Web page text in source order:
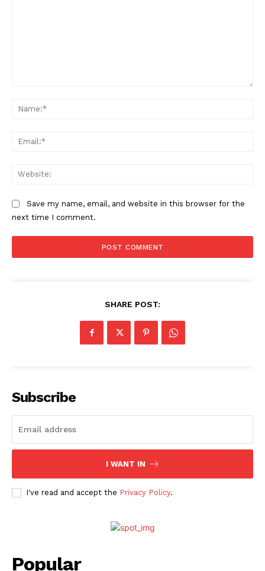
Save my name, email, and website in this browser for the
next time I comment.
SHARE POST:
Subscribe
I WANT IN
I've read and accept the Privacy Policy.
Popular